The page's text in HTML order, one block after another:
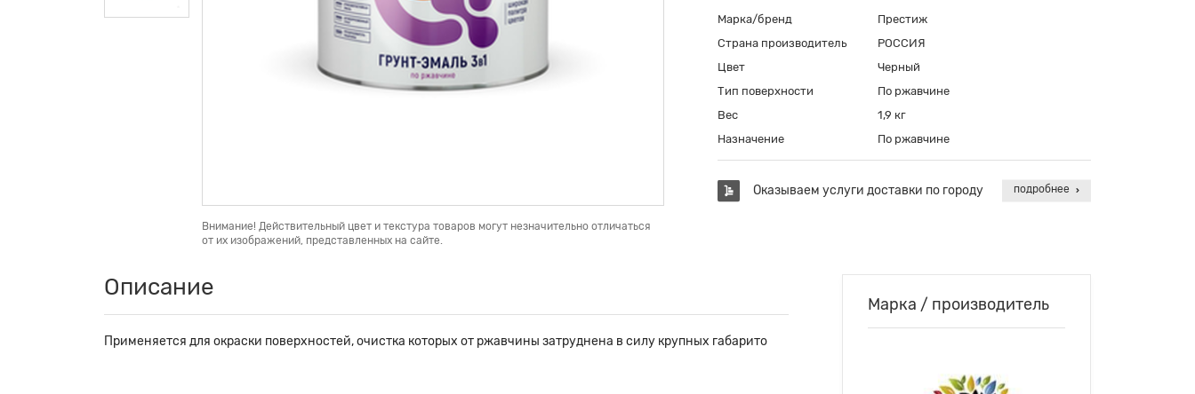
Внимание! Действительный цвет и текстура товаров могут незначительно отличаться
от их изображений, представленных на сайте.
Марка/бренд
Престиж
Страна производитель
РОССИЯ
Цвет
Черный
Тип поверхности
По ржавчине
Вес
1,9 кг
Назначение
По ржавчине
Оказываем услуги доставки по городу подробнее
Описание
Применяется для окраски поверхностей, очистка которых от ржавчины затруднена в силу крупных габарито
Марка / производитель